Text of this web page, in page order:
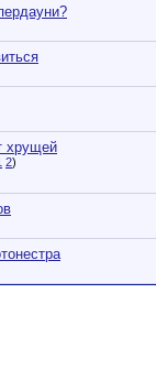
хрущей
2)